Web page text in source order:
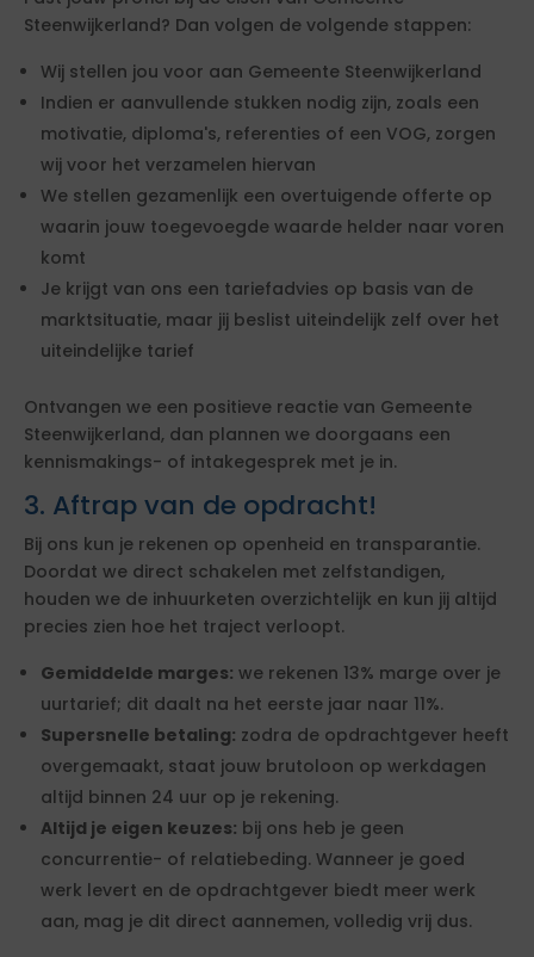
Steenwijkerland? Dan volgen de volgende stappen:
Wij stellen jou voor aan Gemeente Steenwijkerland
Indien er aanvullende stukken nodig zijn, zoals een
motivatie, diploma's, referenties of een VOG, zorgen
wij voor het verzamelen hiervan
We stellen gezamenlijk een overtuigende offerte op
waarin jouw toegevoegde waarde helder naar voren
komt
Je krijgt van ons een tariefadvies op basis van de
marktsituatie, maar jij beslist uiteindelijk zelf over het
uiteindelijke tarief
Ontvangen we een positieve reactie van Gemeente
Steenwijkerland, dan plannen we doorgaans een
kennismakings- of intakegesprek met je in.
3. Aftrap van de opdracht!
Bij ons kun je rekenen op openheid en transparantie.
Doordat we direct schakelen met zelfstandigen,
houden we de inhuurketen overzichtelijk en kun jij altijd
precies zien hoe het traject verloopt.
Gemiddelde marges: we rekenen 13% marge over je
uurtarief; dit daalt na het eerste jaar naar 11%.
Supersnelle betaling: zodra de opdrachtgever heeft
overgemaakt, staat jouw brutoloon op werkdagen
altijd binnen 24 uur op je rekening.
Altijd je eigen keuzes: bij ons heb je geen
concurrentie- of relatiebeding. Wanneer je goed
werk levert en de opdrachtgever biedt meer werk
aan, mag je dit direct aannemen, volledig vrij dus.